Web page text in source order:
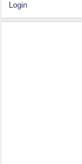
Login